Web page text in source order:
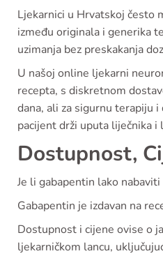
Ljekarnici u Hrvatskoj često
između originala i generika
uzimanja bez preskakanja
U našoj online ljekarni
recepta, s diskretnom
dana, ali za sigurnu terapiju i
pacijent drži uputa liječnika i
Dostupnost,
Je li gabapentin lako
Gabapentin je izdavan na
Dostupnost i cijene ovise o
ljekarničkom lancu,